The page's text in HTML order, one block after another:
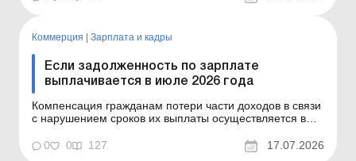
утвержденным постановлением КМУ от 21.02.2001 №
произведение начи...
Коммерция | Зарплата и кадры
Если задолженность по зарплате
выплачивается в июле 2026 года
Компенсация гражданам потери части доходов в связи
с нарушением сроков их выплаты осуществляется в
календарных месяцев в соответствии с Порядком,
утвержденным постановлением КМУ от 21.02.2001 №
0 0 127 17.07.2026